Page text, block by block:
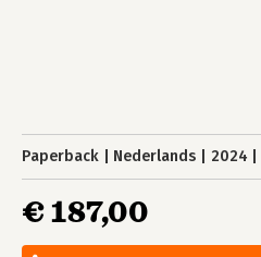
Paperback Nederlands 2024
€ 187,00